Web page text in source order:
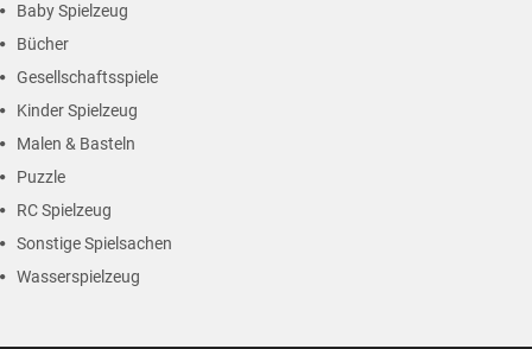
Baby Spielzeug
Bücher
Gesellschaftsspiele
Kinder Spielzeug
Malen & Basteln
Puzzle
RC Spielzeug
Sonstige Spielsachen
Wasserspielzeug